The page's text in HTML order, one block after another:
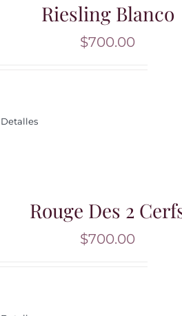
Riesling Blanco
$700.00
Detalles
Rouge Des 2
$700.00